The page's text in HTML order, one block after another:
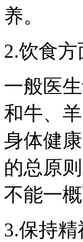
养。
2.饮食方
一般医
和牛、
身体健
的总原
不能一概
3.保持